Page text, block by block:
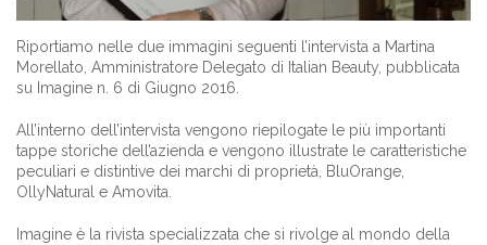
Riportiamo nelle due immagini seguenti l’intervista a Martina
Morellato, Amministratore Delegato di Italian Beauty, pubblicata
su Imagine n. 6 di Giugno 2016.
All’interno dell’intervista vengono riepilogate le più importanti
tappe storiche dell’azienda e vengono illustrate le caratteristiche
peculiari e distintive dei marchi di proprietà, BluOrange,
OllyNatural e Amovita.
Imagine è la rivista specializzata che si rivolge al mondo della